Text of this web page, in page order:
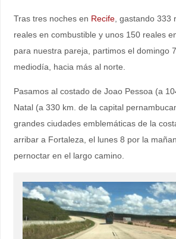
Tras tres noches en Recife, gastando 333
reales en combustible y unos 150 reales
para nuestra pareja, partimos el domingo
mediodía, hacia más al norte.
Pasamos al costado de Joao Pessoa (a
Natal (a 330 km. de la capital
grandes ciudades emblemáticas de la
arribar a Fortaleza, el lunes 8 por la
pernoctar en el largo camino.